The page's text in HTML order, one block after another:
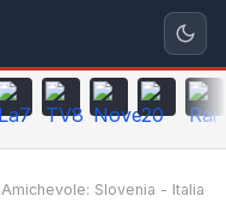
Amichevole: Slovenia - Italia